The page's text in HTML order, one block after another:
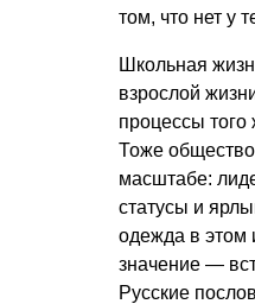
том, что нет у
Школьная
взрослой
процессы того
Тоже
масштабе:
статусы и
одежда в этом
значение —
Русские